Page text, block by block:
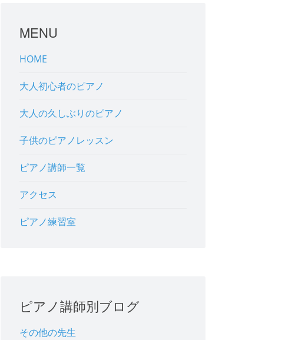
MENU
HOME
大人初心者のピアノ
大人の久しぶりのピアノ
子供のピアノレッスン
ピアノ講師一覧
アクセス
ピアノ練習室
ピアノ講師別ブログ
その他の先生